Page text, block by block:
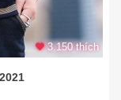
3.150 thích